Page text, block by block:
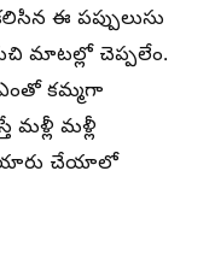
కలిసిన ఈ పప్పులుసు
మాటల్లో చెప్పలేం.
కమ్మగా
మళ్లీ
చేయాలో